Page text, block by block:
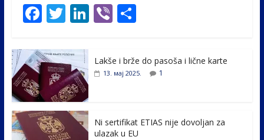
F
e
b
o
o
k
T
itt
er
Li
e
Vi
er
S
ar
e
Lakše i brže do pasoša i lične karte
13. мај 2025. 1
Ni sertifikat ETIAS nije dovoljan za
ulazak u EU